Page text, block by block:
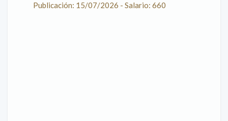
Publicación: 15/07/2026 - Salario: 660